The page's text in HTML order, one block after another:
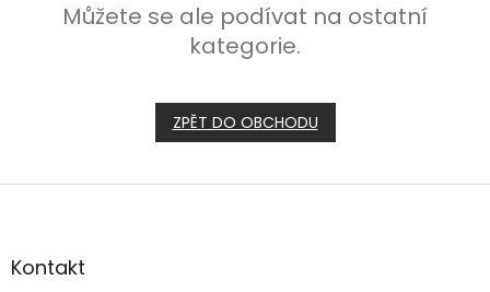
Můžete se ale podívat na ostatní
kategorie.
ZPĚT DO OBCHODU
Z
aKontakt